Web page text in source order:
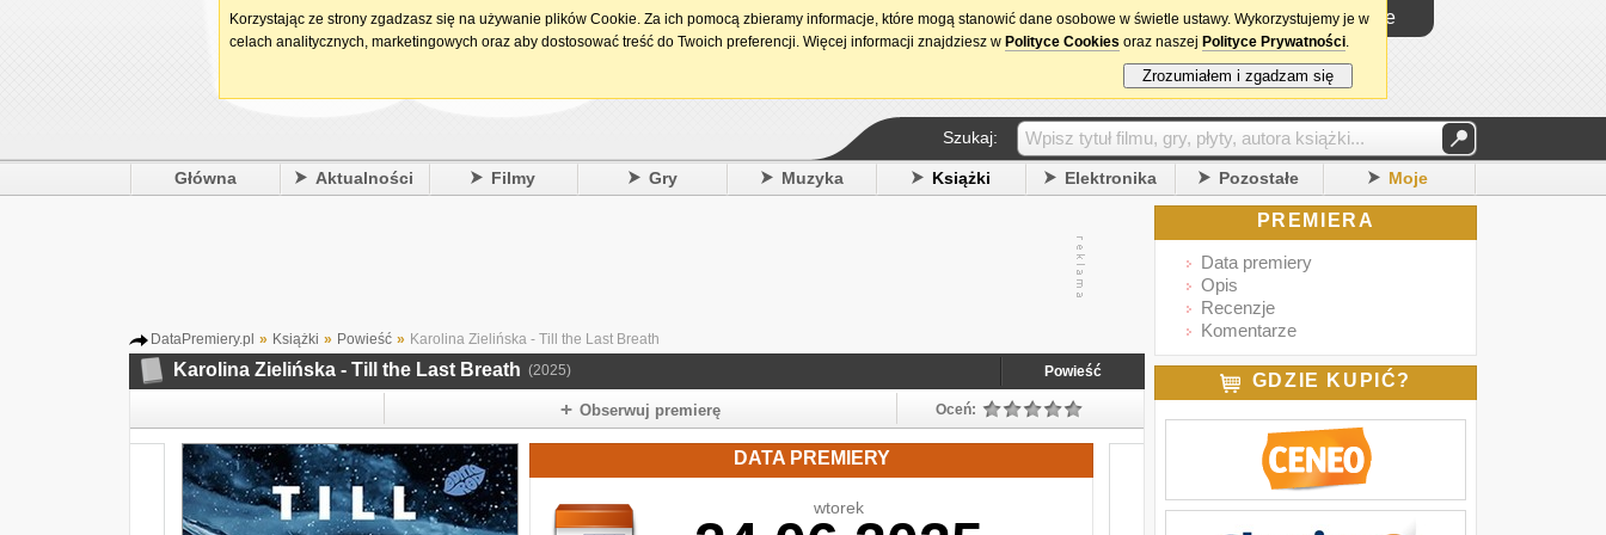
15. urodziny DataPremiery.pl Logowanie
Szukaj:
Główna Aktualności Filmy Gry Muzyka Książki Elektronika Pozostałe Moje
DataPremiery.pl » Książki » Powieść » Karolina Zielińska - Till the Last Breath
Karolina Zielińska - Till the Last Breath (2025) Powieść
Obserwuj premierę Oceń:
DATA PREMIERY
wtorek
PREMIERA
Data premiery
Opis
Recenzje
Komentarze
GDZIE KUPIĆ?
Korzystając ze strony zgadzasz się na używanie plików Cookie. Za ich pomocą zbieramy informacje, które mogą stanowić dane osobowe w świetle ustawy. Wykorzystujemy je w
celach analitycznych, marketingowych oraz aby dostosować treść do Twoich preferencji. Więcej informacji znajdziesz w Polityce Cookies oraz naszej Polityce Prywatności.
Zrozumiałem i zgadzam się